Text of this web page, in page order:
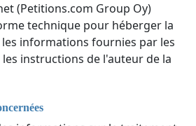
(Petitions.com Group Oy)
technique pour héberger la
informations fournies par les
instructions de l'auteur de la